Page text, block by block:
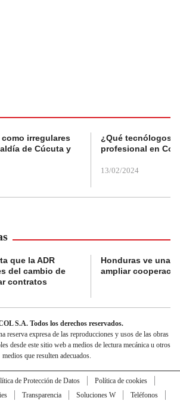
irregulares
de Cúcuta y
¿Qué tecnólogos
profesional en
13/02/2024
que la ADR
del cambio de
contratos
Honduras ve una
ampliar
S.A. Todos los derechos reservados.
reserva expresa de las reproducciones y usos de las obras
desde este sitio web a medios de lectura mecánica u otros
medios que resulten adecuados.
de Protección de Datos
Política de cookies
Transparencia Soluciones W
Teléfonos